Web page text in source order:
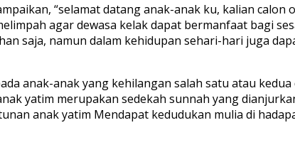
“selamat datang anak-anak ku, kalian
agar dewasa kelak dapat bermanfaat bagi
saja, namun dalam kehidupan sehari-hari juga
anak-anak yang kehilangan salah satu atau
yatim merupakan sedekah sunnah yang
anak yatim Mendapat kedudukan mulia di